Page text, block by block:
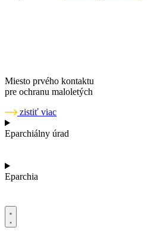
Miesto prvého kontaktu
pre ochranu maloletých
zistiť viac
Eparchiálny úrad
Eparchia